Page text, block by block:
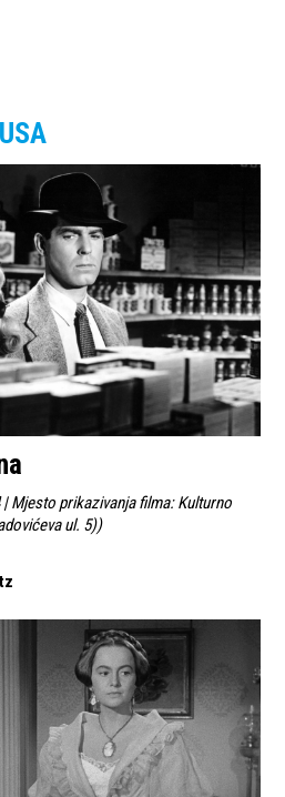
| Mjesto prikazivanja filma: Kulturno
ul. 5))